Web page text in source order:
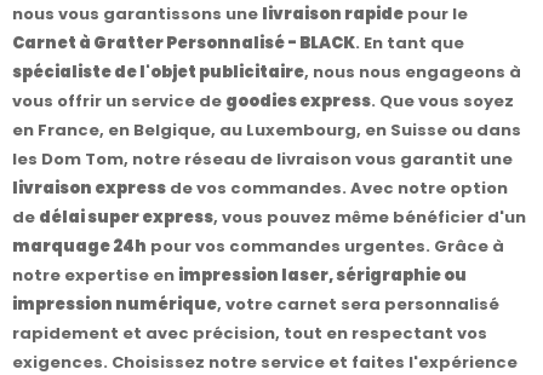
nous vous garantissons une livraison rapide pour le
Carnet à Gratter Personnalisé - BLACK. En tant que
spécialiste de l'objet publicitaire, nous nous engageons à
vous offrir un service de goodies express. Que vous soyez
en France, en Belgique, au Luxembourg, en Suisse ou dans
les Dom Tom, notre réseau de livraison vous garantit une
livraison express de vos commandes. Avec notre option
de délai super express, vous pouvez même bénéficier d'un
marquage 24h pour vos commandes urgentes. Grâce à
notre expertise en impression laser, sérigraphie ou
impression numérique, votre carnet sera personnalisé
rapidement et avec précision, tout en respectant vos
exigences. Choisissez notre service et faites l'expérience